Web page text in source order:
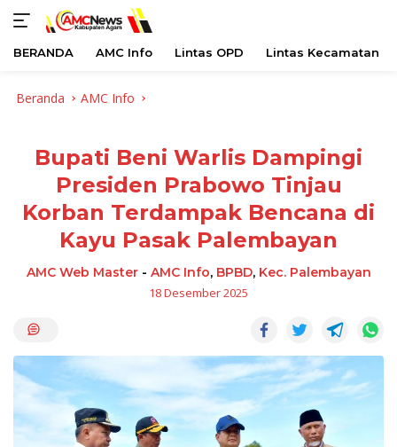
BERANDA AMC Info Lintas OPD Lintas Kecamatan
Beranda AMC Info
Bupati Beni Warlis Dampingi
Presiden Prabowo Tinjau
Korban Terdampak Bencana di
Kayu Pasak Palembayan
AMC Web Master- AMC Info, BPBD, Kec. Palembayan
18 Desember 2025